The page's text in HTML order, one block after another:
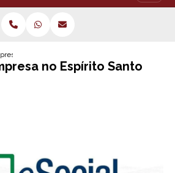
no espirito santo
no Espírito Santo